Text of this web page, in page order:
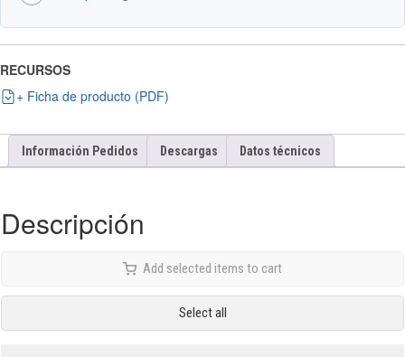
RECURSOS
+ Ficha de producto (PDF)
Información Pedidos Descargas Datos técnicos
Descripción
Add selected items to cart
Select all